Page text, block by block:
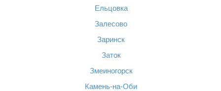
Ельцовка
Залесово
Заринск
Заток
Змеиногорск
Камень-на-Оби